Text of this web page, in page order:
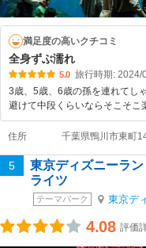
満足度の高いクチコミ
全身ずぶ濡れ
5.0 旅行時期: 2024/
3歳、5歳、6歳の孫を連れてし
避けて中段くらいならそこそこ
住所 千葉県鴨川市東町
5
東京ディズニーラ
ライツ
テーマパーク 東京デ
4.08 評価